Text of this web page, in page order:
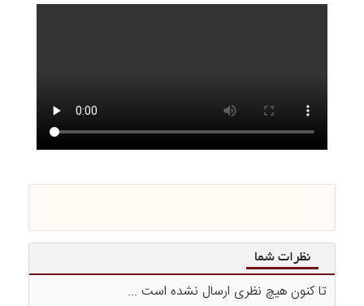
نظرات شما
تا کنون هیچ نظری ارسال نشده است ...